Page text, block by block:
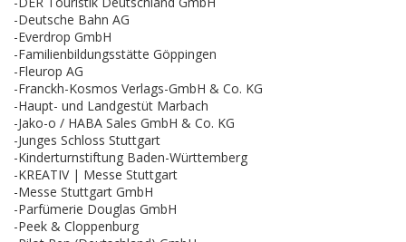
-Deutsche Bahn AG
-Everdrop GmbH
-Familienbildungsstätte Göppingen
-Fleurop AG
-Franckh-Kosmos Verlags-GmbH & Co. KG
-Haupt- und Landgestüt Marbach
-Jako-o / HABA Sales GmbH & Co. KG
-Junges Schloss Stuttgart
-Kinderturnstiftung Baden-Württemberg
-KREATIV | Messe Stuttgart
-Messe Stuttgart GmbH
-Parfümerie Douglas GmbH
-Peek & Cloppenburg